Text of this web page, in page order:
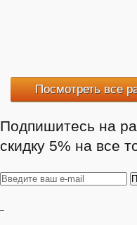
Посмотреть все
Подпишитесь на
скидку 5% на все